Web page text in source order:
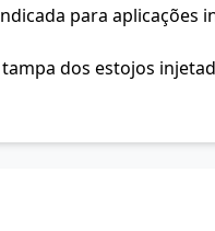
para aplicações
dos estojos